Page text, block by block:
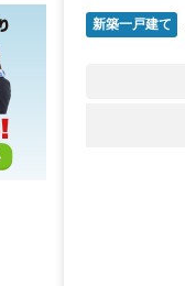
新築一戸建て